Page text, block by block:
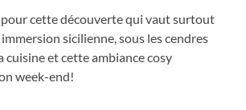
cette découverte qui vaut surtout
sicilienne, sous les cendres
cuisine et cette ambiance cosy
week-end!